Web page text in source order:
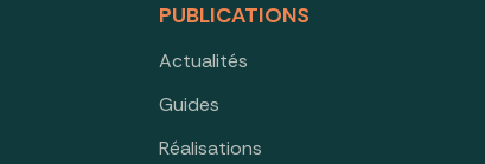
PUBLICATIONS
Actualités
Guides
Réalisations